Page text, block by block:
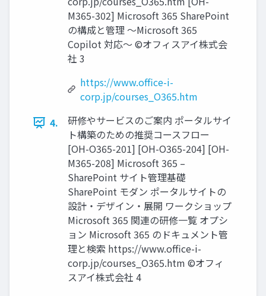
M365-302] Microsoft 365 SharePoint
の構成と管理 ～Microsoft 365
Copilot 対応～ ©オフィスアイ株式会
社 3
https://www.office-i-
corp.jp/courses_O365.htm
4.
研修やサービスのご案内 ポータルサイ
ト構築のための推奨コースフロー
[OH-O365-201] [OH-O365-204] [OH-
M365-208] Microsoft 365 –
SharePoint サイト管理基礎
SharePoint モダン ポータルサイトの
設計・デザイン・展開 ワークショップ
Microsoft 365 関連の研修一覧 オプシ
ョン Microsoft 365 のドキュメント管
理と検索 https://www.office-i-
corp.jp/courses_O365.htm ©オフィ
スアイ株式会社 4